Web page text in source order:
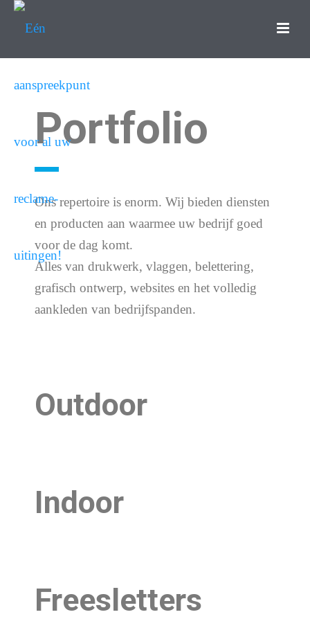
Portfolio
Ons repertoire is enorm. Wij bieden diensten
en producten aan waarmee uw bedrijf goed
voor de dag komt.
Alles van drukwerk, vlaggen, belettering,
grafisch ontwerp, websites en het volledig
aankleden van bedrijfspanden.
Outdoor
Indoor
Freesletters